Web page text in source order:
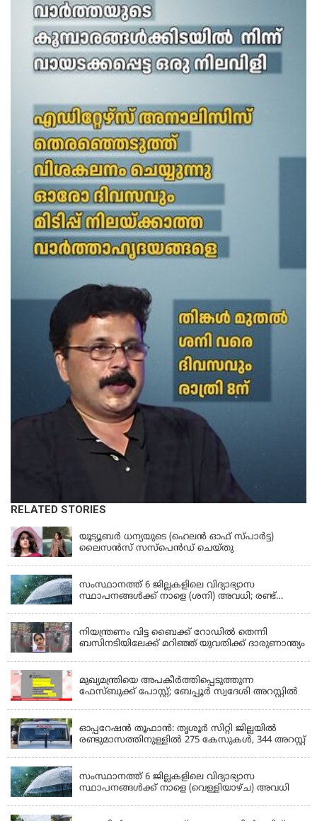
RELATED STORIES
KERALA
യൂട്യൂബർ ധന്യയുടെ (ഹെലൻ ഓഫ് സ്പാർട്ട)
ലൈസൻസ് സസ്‌പെൻഡ് ചെയ്തു
സംസ്ഥാനത്ത് 6 ജില്ലകളിലെ വിദ്യാഭ്യാസ
സ്ഥാപനങ്ങൾക്ക് നാളെ (ശനി) അവധി; രണ്ട്
നിയന്ത്രണം വിട്ട ബൈക്ക് റോഡിൽ തെന്നി
ബസിനടിയിലേക്ക് മറിഞ്ഞ് യുവതിക്ക് ദാരുണാന്ത്യം
മുഖ്യമന്ത്രിയെ അപകീർത്തിപ്പെടുത്തുന്ന
ഫേസ്‌ബുക്ക് പോസ്റ്റ്; ബേപ്പൂർ സ്വദേശി അറസ്റ്റിൽ
ഓപ്പറേഷൻ തൂഫാൻ: തൃശൂർ സിറ്റി ജില്ലയിൽ
രണ്ടുമാസത്തിനുള്ളിൽ 275 കേസുകൾ, 344 അറസ്റ്റ്
സംസ്ഥാനത്ത് 6 ജില്ലകളിലെ വിദ്യാഭ്യാസ
സ്ഥാപനങ്ങൾക്ക് നാളെ (വെള്ളിയാഴ്ച) അവധി